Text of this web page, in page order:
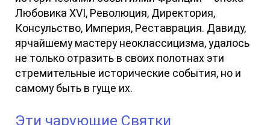
Любовика XVI, Революция, Директория,
Консульство, Империя, Реставрация. Давиду,
ярчайшему мастеру неоклассицизма, удалось
не только отразить в своих полотнах эти
стремительные исторические события, но и
самому быть в гуще их.
Эти чарующие Святки